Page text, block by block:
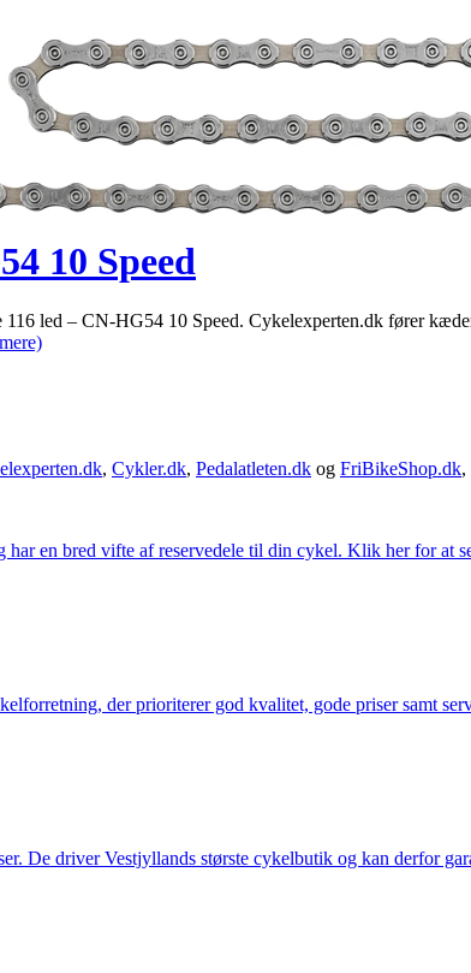
10 Speed
led – CN-HG54 10 Speed. Cykelexperten.dk fører
, Cykler.dk, Pedalatleten.dk og FriBikeShop.dk,
en bred vifte af reservedele til din cykel. Klik her for at
der prioriterer god kvalitet, gode priser samt
De driver Vestjyllands største cykelbutik og kan derfor